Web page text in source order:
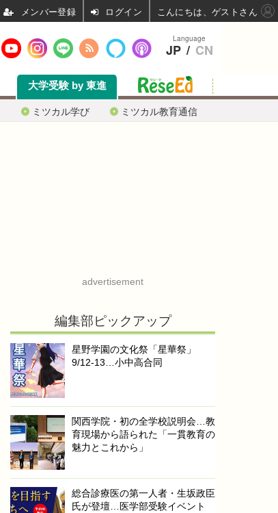
ミツカル学び ミツカル教育通信
大学受験 by 東進
advertisement
編集部ピックアップ
星野学園の文化祭「星華祭」
9/12-13…小中高合同
関西学院・初の全学校説明会…教
育現場から語られた「一貫教育の
魅力とこれから」
総合診療医の第一人者・生坂政臣
氏が登壇…医学部受験イベント
Language
JP / CN
ログイン こんにちは、ゲストさん